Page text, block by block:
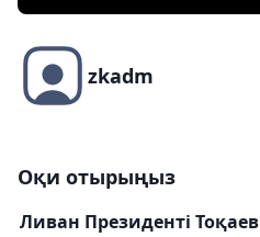
zkadm
Оқи отырыңыз
Ливан Президенті